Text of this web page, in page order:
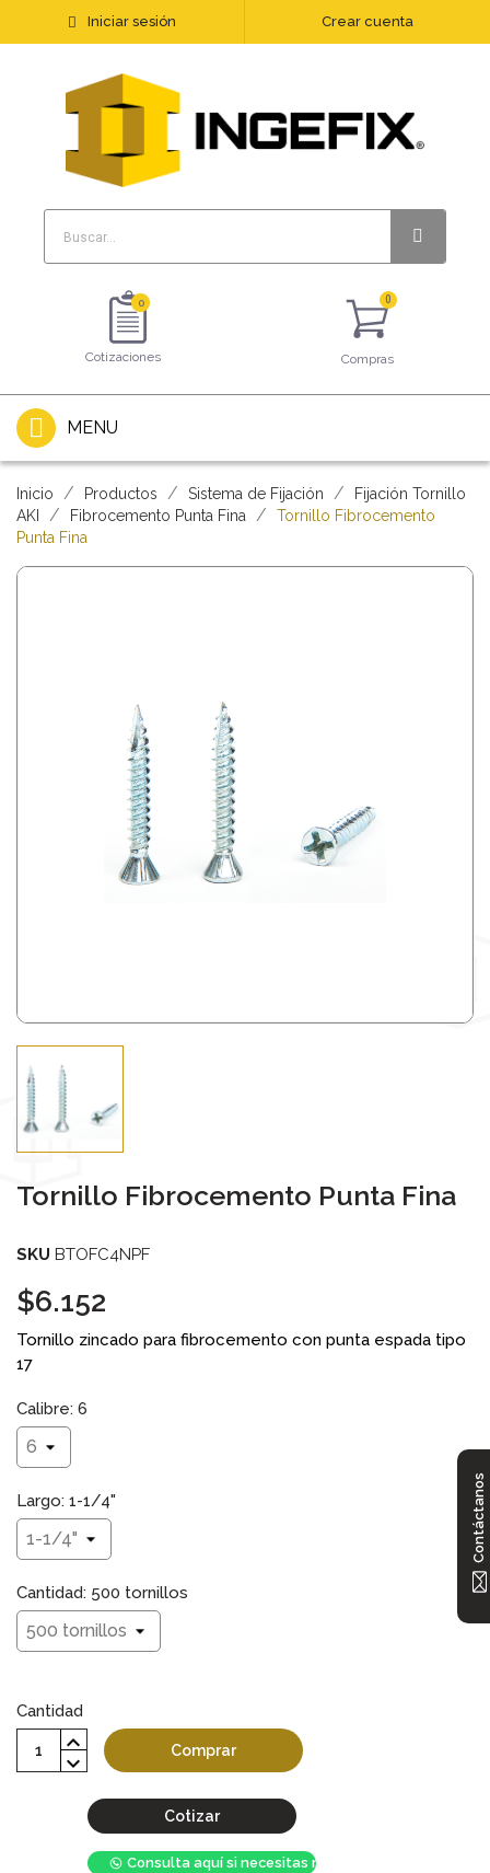
Iniciar sesión Crear cuenta
0
Cotizaciones Compras
MENU
Inicio Productos Sistema de Fijación
Fijación Tornillo
AKI
Fibrocemento Punta Fina
Tornillo Fibrocemento
Punta Fina
Tornillo Fibrocemento Punta Fina
SKU BTOFC4NPF
$6.152
Tornillo zincado para fibrocemento con punta espada tipo
17
Calibre: 6
Largo: 1-1/4"
Cantidad: 500 tornillos
Cantidad
Comprar
Cotizar
Consulta aquí si necesitas mayor stock
Contáctanos